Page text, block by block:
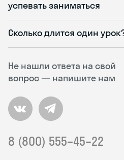
Не нашли ответа на свой
вопрос — напишите нам
8 (800) 555–45–22
успевать заниматься
Сколько длится один